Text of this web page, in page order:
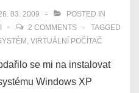
03. 2009
POSTED IN
2 COMMENTS
TAGGED
, VIRTUÁLNÍ POČÍTAČ
se mi na instalovat
Windows XP